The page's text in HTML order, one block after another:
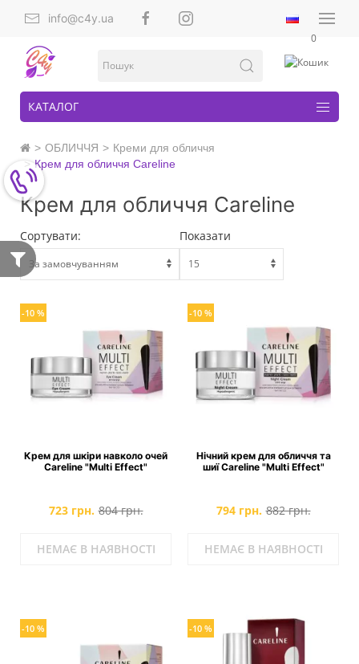
info@c4y.ua
0
КАТАЛОГ
ОБЛИЧЧЯ
Креми для обличчя
Крем для обличчя Careline
Крем для обличчя Careline
Сортувати: Показати
-10 %
Крем для шкіри навколо очей
Careline "Multi Effect"
723 грн. 804 грн.
НЕМАЄ В НАЯВНОСТІ
-10 %
Нічний крем для обличчя та
шиї Careline "Multi Effect"
794 грн. 882 грн.
НЕМАЄ В НАЯВНОСТІ
-10 % -10 %